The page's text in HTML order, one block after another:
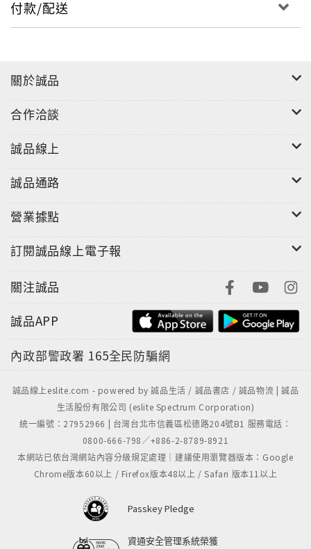
的說著。我不知道別人聽到這句話的反應，我只覺得手
始漲得有些暈眩，接著眼淚不聽話的大顆大顆滑落……
我平時半夜哭，為了怕家人擔心，都躲在陽台哭，順便
哭，就去了陽台，卻突然想結束這一切，走到十一樓的
窗外欄杆，當時真的決心要跳下去了……
生命中不可承受的事太多，只是人生沒有重來的機會，
喃自語，但還是別再多說了吧。每一個岔口的選擇，其
實沒有真正的好與壞，只要自己當時用心選擇，就不會
後悔的頻頻回首。
2005年2月8日（除夕） 美麗的傷口
拜著，為所有愛我的人以及我愛的人祈求。燃起香，心
了美麗的轉折，曲曲的彎了一下，突然想起了我的傷
口，剎那美麗的煙跡，像極了我的傷口。罹癌，是我生
命最重要的轉折，多麼痛的轉折，但是你們就是那陣輕
拂的風，讓轉折變得美麗，讓生命的線條柔美。
■作者簡介
位熱情、樂觀、坦率、富同情心的資深美女。
付款/配送
關於誠品
合作洽談
誠品線上
誠品通路
營業據點
訂閱誠品線上電子報
關注誠品
誠品APP
內政部警政署 165全民防騙網
誠品線上eslite.com - powered by 誠品生活 / 誠品書店 / 誠品物流 | 誠品
生活股份有限公司 (eslite Spectrum Corporation)
統一編號：27952966 | 台灣台北市信義區松德路204號B1 服務電話：
0800-666-798／+886-2-8789-8921
本網站已依台灣網站內容分級規定處理｜建議使用瀏覽器版本：Google
Chrome版本60以上 / Firefox版本48以上 / Safari 版本11以上
Passkey Pledge
資通安全管理系統榮獲